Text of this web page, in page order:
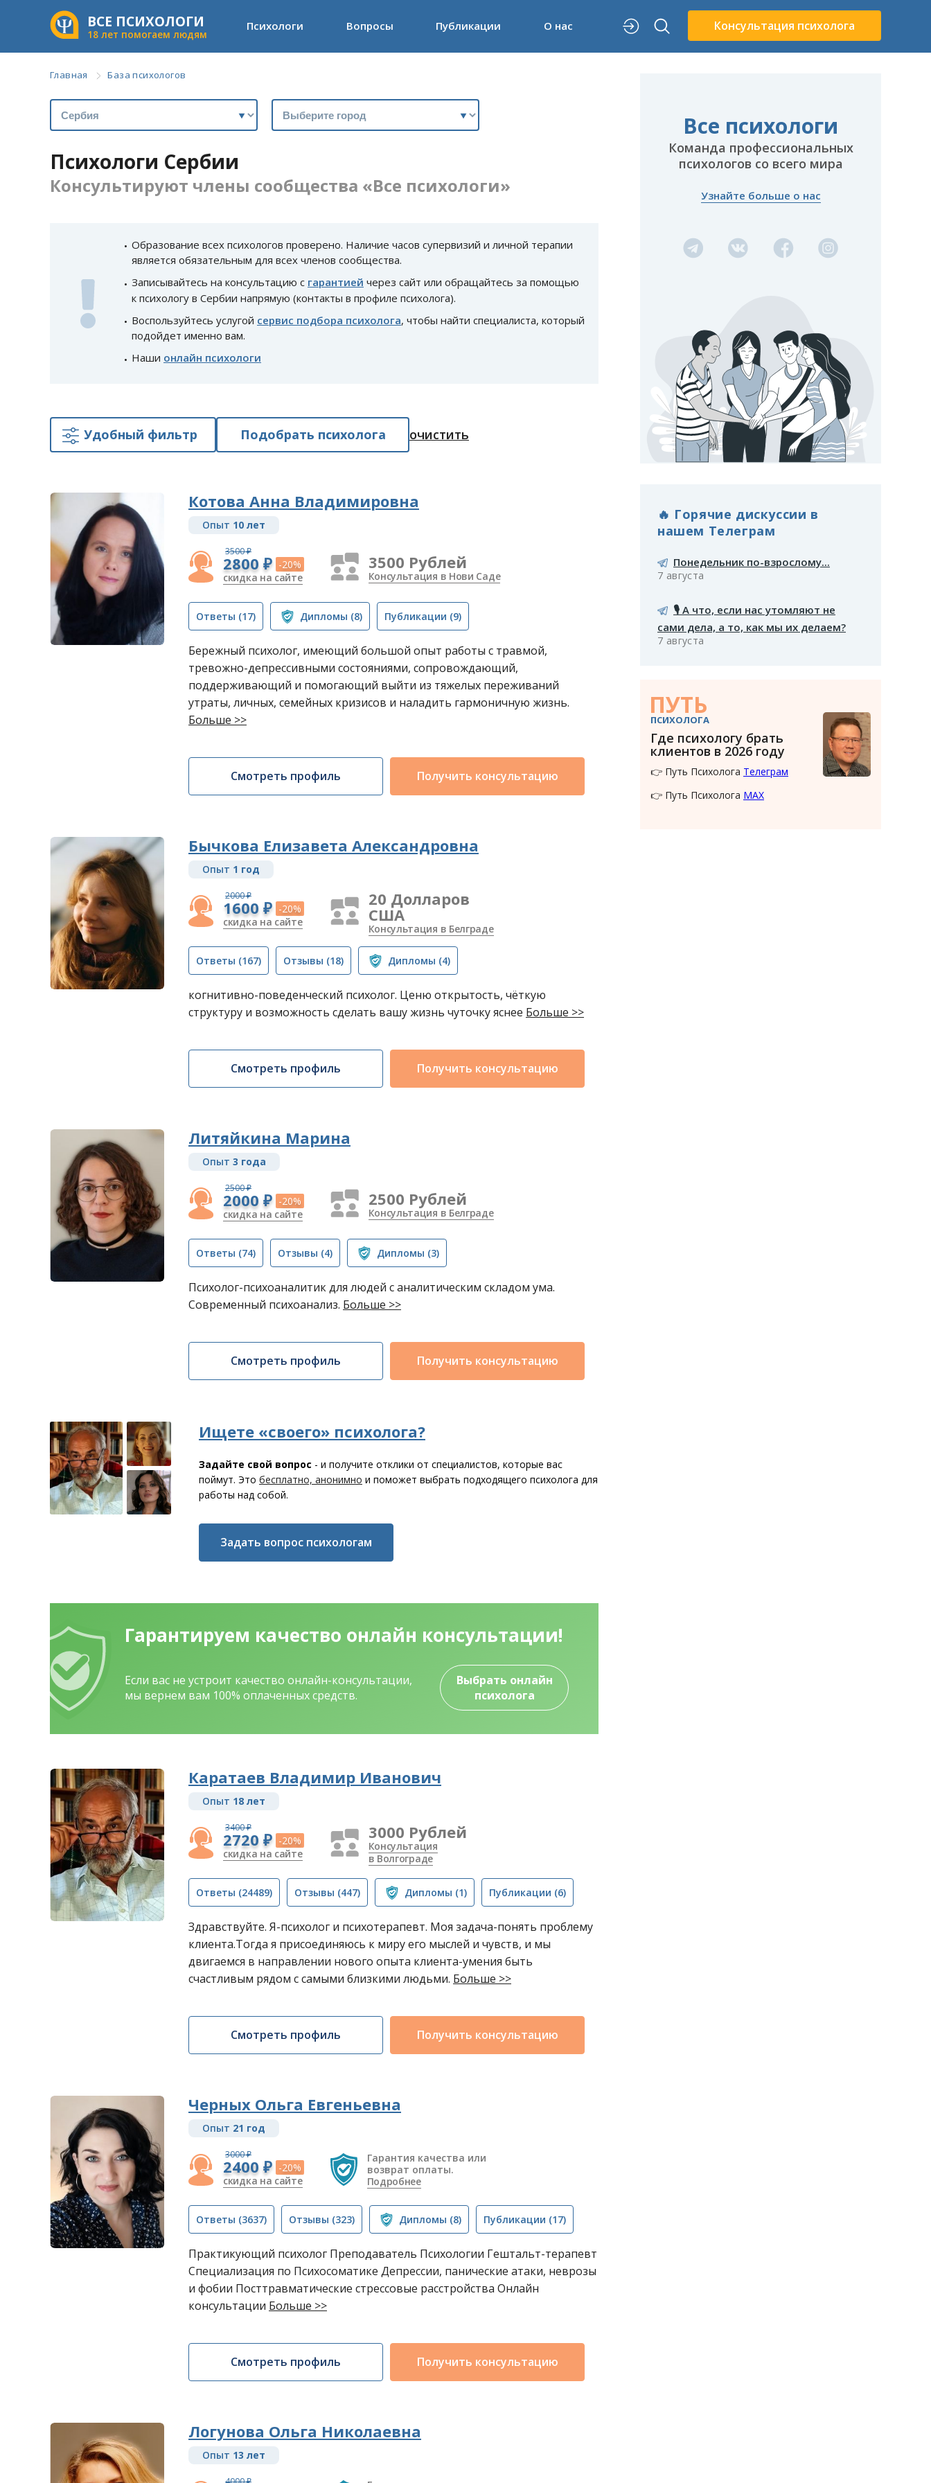
ВСЕ ПСИХОЛОГИ
18 лет помогаем людям
Психологи Вопросы Публикации О нас Консультация психолога
Главная База психологов
Психологи Сербии
Консультируют члены сообщества «Все психологи»
Образование всех психологов проверено. Наличие часов супервизий и личной терапии
является обязательным для всех членов сообщества.
Записывайтесь на консультацию с гарантией через сайт или обращайтесь за помощью
к психологу в Сербии напрямую (контакты в профиле психолога).
Воспользуйтесь услугой сервис подбора психолога, чтобы найти специалиста, который
подойдет именно вам.
Наши онлайн психологи
Удобный фильтр Подобрать психолога очистить
Котова Анна Владимировна
Опыт 10 лет
3500 ₽
2800 ₽ -20%
скидка на сайте
3500 Рублей
Консультация в Нови Саде
Ответы (17) Дипломы (8) Публикации (9)
Бережный психолог, имеющий большой опыт работы с травмой,
тревожно-депрессивными состояниями, сопровождающий,
поддерживающий и помогающий выйти из тяжелых переживаний
утраты, личных, семейных кризисов и наладить гармоничную жизнь.
Больше >>
Смотреть профиль Получить консультацию
Бычкова Елизавета Александровна
Опыт 1 год
2000 ₽
1600 ₽ -20%
скидка на сайте
20 Долларов
США
Консультация в Белграде
Ответы (167) Отзывы (18) Дипломы (4)
когнитивно-поведенческий психолог. Ценю открытость, чёткую
структуру и возможность сделать вашу жизнь чуточку яснее Больше >>
Смотреть профиль Получить консультацию
Литяйкина Марина
Опыт 3 года
2500 ₽
2000 ₽ -20%
скидка на сайте
2500 Рублей
Консультация в Белграде
Ответы (74) Отзывы (4) Дипломы (3)
Психолог-психоаналитик для людей с аналитическим складом ума.
Современный психоанализ. Больше >>
Смотреть профиль Получить консультацию
Ищете «своего» психолога?
Задайте свой вопрос - и получите отклики от специалистов, которые вас
поймут. Это бесплатно, анонимно и поможет выбрать подходящего психолога для
работы над собой.
Задать вопрос психологам
Гарантируем качество онлайн консультации!
Если вас не устроит качество онлайн-консультации,
мы вернем вам 100% оплаченных средств.
Выбрать онлайн
психолога
Каратаев Владимир Иванович
Опыт 18 лет
3400 ₽
2720 ₽ -20%
скидка на сайте
3000 Рублей
Консультация
в Волгограде
Ответы (24489) Отзывы (447) Дипломы (1) Публикации (6)
Здравствуйте. Я-психолог и психотерапевт. Моя задача-понять проблему
клиента.Тогда я присоединяюсь к миру его мыслей и чувств, и мы
двигаемся в направлении нового опыта клиента-умения быть
счастливым рядом с самыми близкими людьми. Больше >>
Смотреть профиль Получить консультацию
Черных Ольга Евгеньевна
Опыт 21 год
3000 ₽
2400 ₽ -20%
скидка на сайте
Гарантия качества или
возврат оплаты.
Подробнее
Ответы (3637) Отзывы (323) Дипломы (8) Публикации (17)
Практикующий психолог Преподаватель Психологии Гештальт-терапевт
Специализация по Психосоматике Депрессии, панические атаки, неврозы
и фобии Посттравматические стрессовые расстройства Онлайн
консультации Больше >>
Смотреть профиль Получить консультацию
Логунова Ольга Николаевна
Опыт 13 лет
Все психологи
Команда профессиональных
психологов со всего мира
Узнайте больше о нас
🔥 Горячие дискуссии в
нашем Телеграм
Понедельник по-взрослому...
7 августа
🎙️ А что, если нас утомляют не
сами дела, а то, как мы их делаем?
7 августа
ПУТЬ
ПСИХОЛОГА
Где психологу брать
клиентов в 2026 году
👉 Путь Психолога Телеграм
👉 Путь Психолога MAX